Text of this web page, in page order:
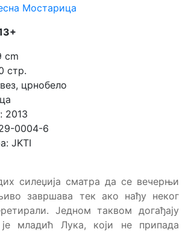
Мостарица
cm
стр.
црнобело
2013
0004-6
JKTI
силеџија сматра да се вечерњи
завршава тек ако нађу неког
Једном таквом догађају
је младић Лука, који не припада